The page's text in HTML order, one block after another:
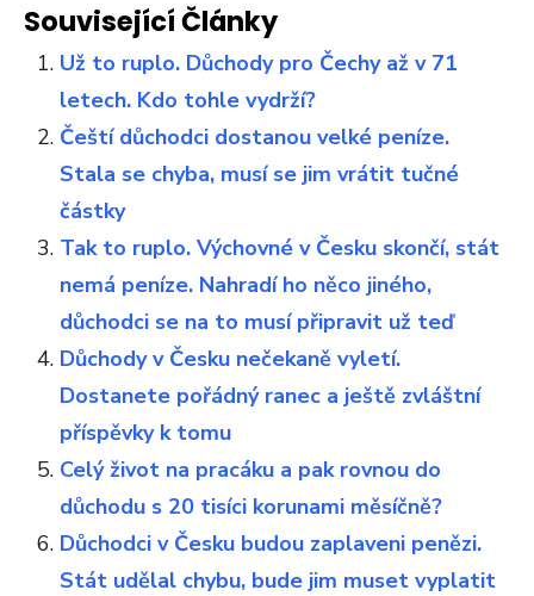
Související Články
Už to ruplo. Důchody pro Čechy až v 71
letech. Kdo tohle vydrží?
Čeští důchodci dostanou velké peníze.
Stala se chyba, musí se jim vrátit tučné
částky
Tak to ruplo. Výchovné v Česku skončí, stát
nemá peníze. Nahradí ho něco jiného,
důchodci se na to musí připravit už teď
Důchody v Česku nečekaně vyletí.
Dostanete pořádný ranec a ještě zvláštní
příspěvky k tomu
Celý život na pracáku a pak rovnou do
důchodu s 20 tisíci korunami měsíčně?
Důchodci v Česku budou zaplaveni penězi.
Stát udělal chybu, bude jim muset vyplatit